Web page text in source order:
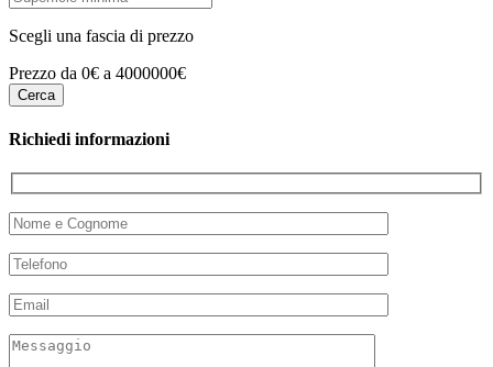
Scegli una fascia di prezzo
Prezzo da 0€ a 4000000€
Richiedi informazioni